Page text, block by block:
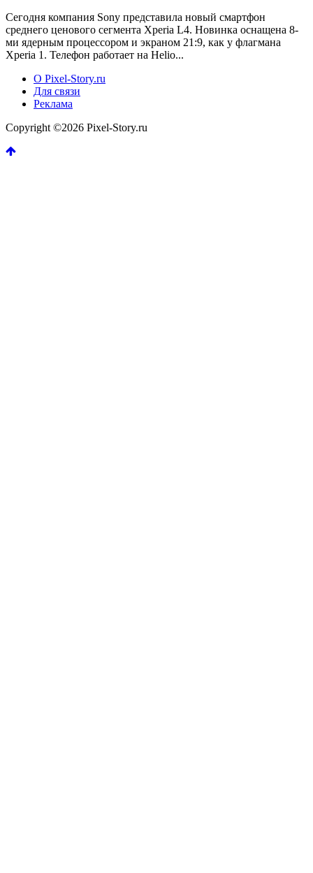
Сегодня компания Sony представила новый смартфон
среднего ценового сегмента Xperia L4. Новинка оснащена 8-
ми ядерным процессором и экраном 21:9, как у флагмана
Xperia 1. Телефон работает на Helio...
О Pixel-Story.ru
Для связи
Реклама
Copyright ©2026 Pixel-Story.ru